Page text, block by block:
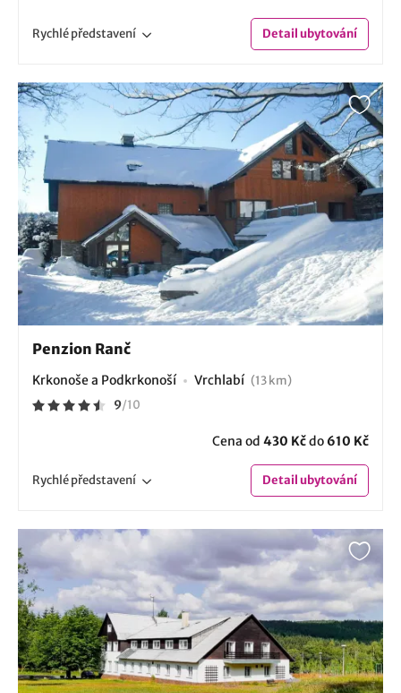
Rychlépředstavení Detailubytování
Penzion Ranč
Krkonoše a Podkrkonoší Vrchlabí (13 km)
9/10
Cena od 430 Kčdo 610 Kč
Rychlépředstavení Detailubytování